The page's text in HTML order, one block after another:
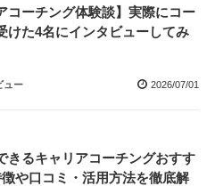
コーチング体験談】実際にコー
けた4名にインタビューしてみ
ュー 2026/07/01
きるキャリアコーチングおすす
や口コミ・活用方法を徹底解